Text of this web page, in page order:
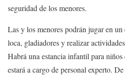
seguridad de los menores.
Las y los menores podrán jugar en un
loca, gladiadores y realizar
Habrá una estancia infantil para
estará a cargo de personal experto.